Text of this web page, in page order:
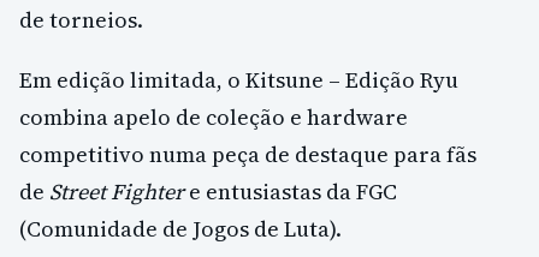
de torneios.
Em edição limitada, o Kitsune – Edição Ryu
combina apelo de coleção e hardware
competitivo numa peça de destaque para fãs
de Street Fightere entusiastas da FGC
(Comunidade de Jogos de Luta).